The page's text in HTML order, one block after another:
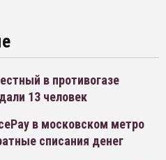
в противогазе
13 человек
в московском метро
списания денег